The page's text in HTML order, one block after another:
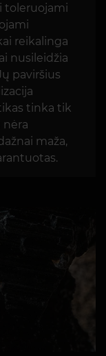
toleruojami
reikalinga
nusileidžia
paviršius
tinka tik
maža,